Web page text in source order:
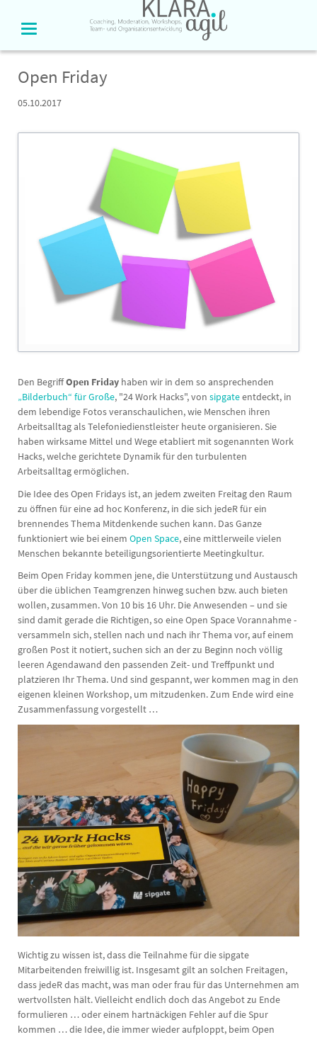
Open Friday
05.10.2017
Den BegriffOpen Fridayhaben wir in dem so ansprechenden
„Bilderbuch“ für Große, "24 Work Hacks", von sipgateentdeckt, in
dem lebendige Fotos veranschaulichen, wie Menschen ihren
Arbeitsalltag als Telefoniedienstleister heute organisieren. Sie
haben wirksame Mittel und Wege etabliert mit sogenannten Work
Hacks, welche gerichtete Dynamik für den turbulenten
Arbeitsalltag ermöglichen.
Die Idee des Open Fridays ist, an jedem zweiten Freitag den Raum
zu öffnen für eine ad hoc Konferenz, in die sich jedeR für ein
brennendes Thema Mitdenkende suchen kann. Das Ganze
funktioniert wie bei einem Open Space, eine mittlerweile vielen
Menschen bekannte beteiligungsorientierte Meetingkultur.
Beim Open Friday kommen jene, die Unterstützung und Austausch
über die üblichen Teamgrenzen hinweg suchen bzw. auch bieten
wollen, zusammen. Von 10 bis 16 Uhr. Die Anwesenden – und sie
sind damit gerade die Richtigen, so eine Open Space Vorannahme -
versammeln sich, stellen nach und nach ihr Thema vor, auf einem
großen Post it notiert, suchen sich an der zu Beginn noch völlig
leeren Agendawand den passenden Zeit- und Treffpunkt und
platzieren Ihr Thema. Und sind gespannt, wer kommen mag in den
eigenen kleinen Workshop, um mitzudenken. Zum Ende wird eine
Zusammenfassung vorgestellt …
Wichtig zu wissen ist, dass die Teilnahme für die sipgate
Mitarbeitenden freiwillig ist. Insgesamt gilt an solchen Freitagen,
dass jedeR das macht, was man oder frau für das Unternehmen am
wertvollsten hält. Vielleicht endlich doch das Angebot zu Ende
formulieren … oder einem hartnäckigen Fehler auf die Spur
kommen … die Idee, die immer wieder aufploppt, beim Open